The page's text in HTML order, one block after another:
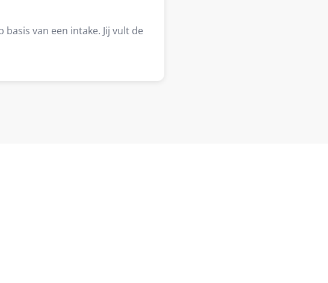
van een intake. Jij vult de